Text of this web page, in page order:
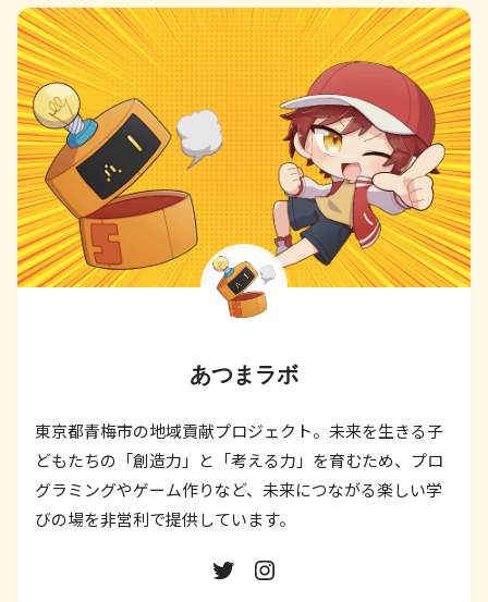
あつまラボ
東京都青梅市の地域貢献プロジェクト。未来を生きる子
どもたちの「創造力」と「考える力」を育むため、プロ
グラミングやゲーム作りなど、未来につながる楽しい学
びの場を非営利で提供しています。